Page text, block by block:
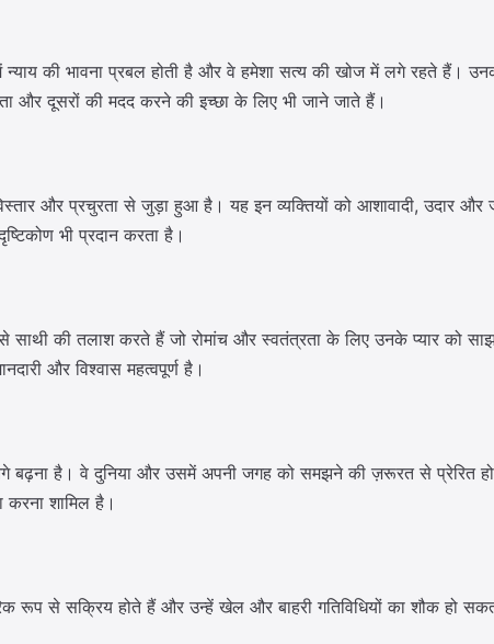
की भावना प्रबल होती है और वे हमेशा सत्य की खोज में लगे रहते हैं।
और दूसरों की मदद करने की इच्छा के लिए भी जाने जाते हैं।
और प्रचुरता से जुड़ा हुआ है। यह इन व्यक्तियों को आशावादी, उदार और
भी प्रदान करता है।
की तलाश करते हैं जो रोमांच और स्वतंत्रता के लिए उनके प्यार को
और विश्वास महत्वपूर्ण है।
बढ़ना है। वे दुनिया और उसमें अपनी जगह को समझने की ज़रूरत से प्रेरित
करना शामिल है।
रूप से सक्रिय होते हैं और उन्हें खेल और बाहरी गतिविधियों का शौक हो